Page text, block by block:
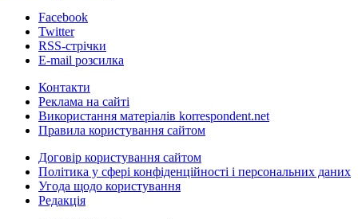
Facebook
Twitter
RSS-стрічки
E-mail розсилка
Контакти
Реклама на сайті
Використання матеріалів korrespondent.net
Правила користування сайтом
Договір користування сайтом
Політика у сфері конфіденційності і персональних даних
Угода щодо користування
Редакція